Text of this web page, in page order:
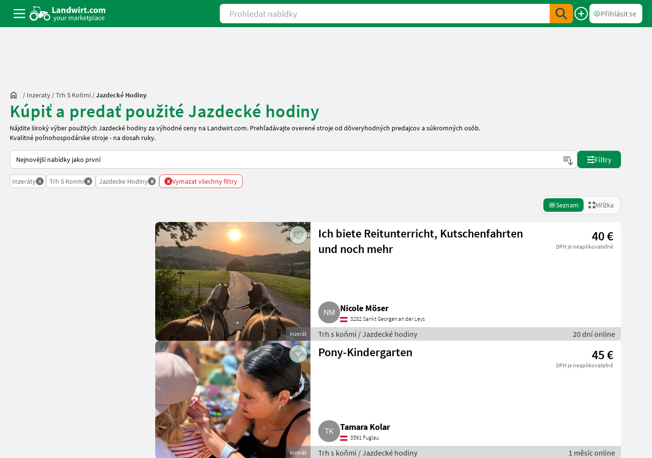
Prohledat nabídky
Přihlásit se
/ Inzeraty /Trh S Koňmi /Jazdecké Hodiny
Kúpiť a predať použité Jazdecké hodiny
Nájdite široký výber použitých Jazdecké hodiny za výhodné ceny na Landwirt.com. Prehľadávajte overené stroje od dôveryhodných predajcov a súkromných osôb.
Kvalitné poľnohospodárske stroje - na dosah ruky.
Takto se řadí nabídky na Landwirt.com
Filtry
Inzeráty x Trh S Konmi x Jazdecke Hodiny x x Vymazat všechny filtry
Seznam Mřížka
Inzerát
Ich biete Reitunterricht, Kutschenfahrten
und noch mehr
40 €
DPH je neaplikovateľné
Nicole Möser
3282 Sankt Georgen an der Leys
Trh s koňmi / Jazdecké hodiny 20 dní online
Inzerát
Pony-Kindergarten 45 €
DPH je neaplikovateľné
Tamara Kolar
3591 Fuglau
Trh s koňmi / Jazdecké hodiny 1 měsíc online